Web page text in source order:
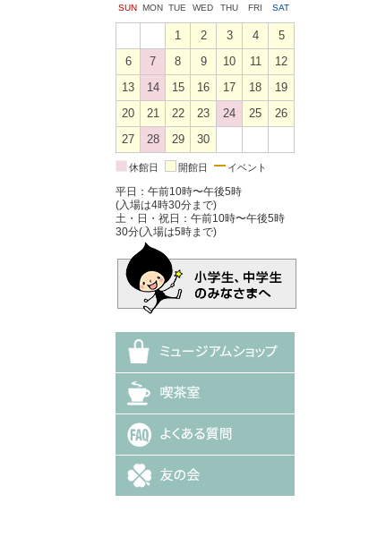
SUN MON TUE WED THU FRI SAT
1 2 3 4
5
6
7 8 9 10 11
12
13
14 15 16 17 18
19
20
21 22 23 24 25
26
27
28 29 30
休館日 開館日 イベント
平日：午前10時〜午後5時
(入場は4時30分まで)
土・日・祝日：午前10時〜午後5時
30分(入場は5時まで)